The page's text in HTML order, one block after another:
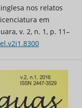
nos relatos
em
v. 2, n. 1, p. 11–